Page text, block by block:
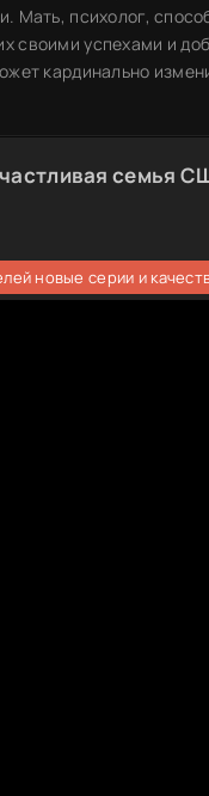
Мать, психолог,
своими успехами и
кардинально
семья
новые серии и